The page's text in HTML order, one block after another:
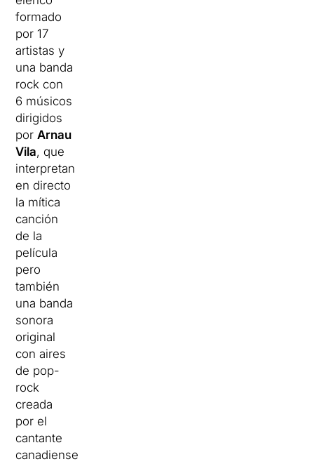
formado
por 17
artistas y
una banda
rock con
6 músicos
dirigidos
porArnau
Vila, que
interpretan
en directo
la mítica
canción
de la
película
pero
también
una banda
sonora
original
con aires
de pop-
rock
creada
por el
cantante
canadiense